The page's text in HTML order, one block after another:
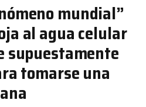
mundial”
al agua celular
supuestamente
tomarse una